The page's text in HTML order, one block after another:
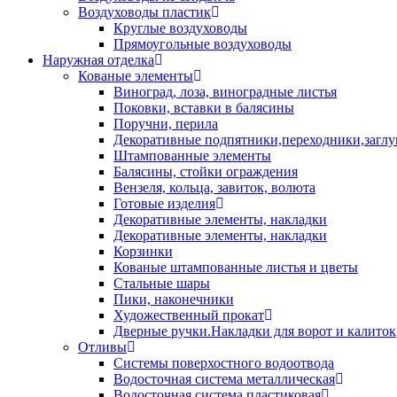
Воздуховоды пластик
Круглые воздуховоды
Прямоугольные воздуховоды
Наружная отделка
Кованые элементы
Виноград, лоза, виноградные листья
Поковки, вставки в балясины
Поручни, перила
Декоративные
Штампованные элементы
Балясины, стойки ограждения
Вензеля, кольца, завиток, волюта
Готовые изделия
Декоративные элементы, накладки
Декоративные элементы, накладки
Корзинки
Кованые штампованные листья и цветы
Стальные шары
Пики, наконечники
Художественный прокат
Дверные ручки.Накладки для ворот и калиток
Отливы
Системы поверхостного водоотвода
Водосточная система металлическая